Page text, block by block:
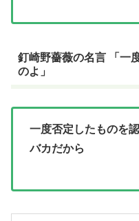
釘崎野薔薇の名言 「一
のよ」
一度否定したものを
バカだから